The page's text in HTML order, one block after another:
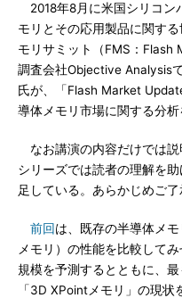
2018年8月に米国シリコン
モリとその応用製品に関す
モリサミット（FMS：Flash
調査会社Objective Analysis
氏が、「Flash Market
導体メモリ市場に関する分析
なお講演の内容だけでは説
シリーズでは読者の理解を
足している。あらかじめご了
前回は、既存の半導体メ
メモリ）の性能を比較して
規模を予測するとともに、
「3D XPointメモリ」の現状